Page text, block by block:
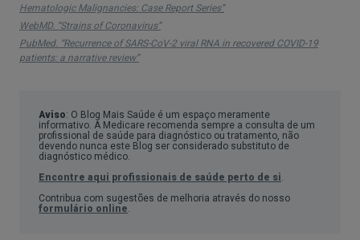
Hematologic Malignancies: Case Report Series”
WebMD. “Strains of Coronavirus”
PubMed. “Recurrence of SARS-CoV-2 viral RNA in recovered COVID-19
patients: a narrative review”
Aviso: O Blog Mais Saúde é um espaço meramente
informativo. A Medicare recomenda sempre a consulta de um
profissional de saúde para diagnóstico ou tratamento, não
devendo nunca este Blog ser considerado substituto de
diagnóstico médico.
Encontre aqui profissionais de saúde perto de si
Contribua com sugestões de melhoria através do nosso
formulário online